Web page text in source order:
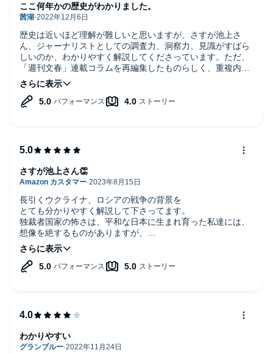
・香港の富豪が大陸へ拉!?
・共産党のトップはなぜ「総書記」
・中国、再び個人崇拝へ
・いま「独裁者誕生」を目撃する
・そもそも香港とは
・火事場泥棒的に香港の自主性剥奪
・二つの「辛亥年」―中国の反撃
あとがきにかえて――もっと詳しく知りたい人のためのブックガ
歴史は近いほど理解が難しいと思いますが、さすが池上さ
ん、ジャーナリストとしての調査力、洞察力、見識がすばら
しいのか、わかりやすく解説してくださっています。ただ、
「週刊文春」連載コラムを再編集したものらしく、重複内容
もあって、「あれ？また同じとこ、読んでる？」と思ってし
まったところが、星マイナス1です。各セクションの最初に
ある年月日と内容を比べると、池上さんのリアルタイムでの
ここ何年かの歴史がわかりました。
長引くウクライナ、ロシアの戦争の背景を
とても分かりやすく解説して下さってます。
独裁者国家の怖さは、平和な日本に生まれ育った私達には、
想像を絶するものがありますが、
平和は当たり前ではないという事、平和に過ごさせて頂いて
いる事に感謝して、世界情勢をもっと勉強しなければと思い
ました。
さすが池上さん👏
わかりやすい